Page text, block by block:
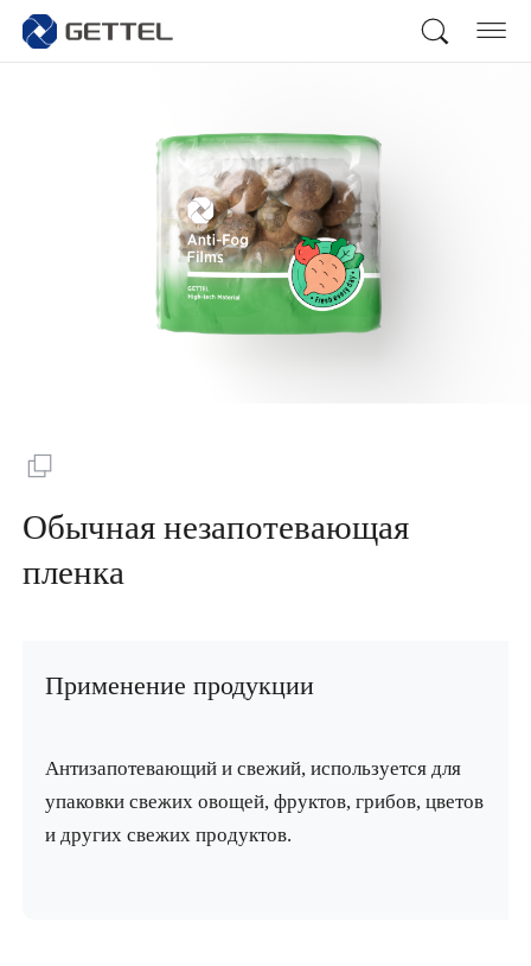
Обычная незапотевающая
пленка
Применение продукции
Антизапотевающий и свежий, используется для
упаковки свежих овощей, фруктов, грибов, цветов
и других свежих продуктов.